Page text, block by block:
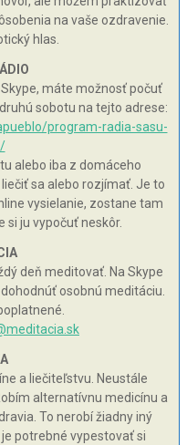
na vaše ozdravenie.
hlas.
máte možnosť počuť
sobotu na tejto adrese:
program-radia-sasu-
alebo iba z domáceho
sa alebo rozjímať. Je to
vysielanie, zostane tam
si ju vypočuť neskôr.
deň meditovať. Na Skype
osobnú meditáciu.
a liečiteľstvu. Neustále
alternatívnu medicínu a
To nerobí žiadny iný
potrebné vypestovať si